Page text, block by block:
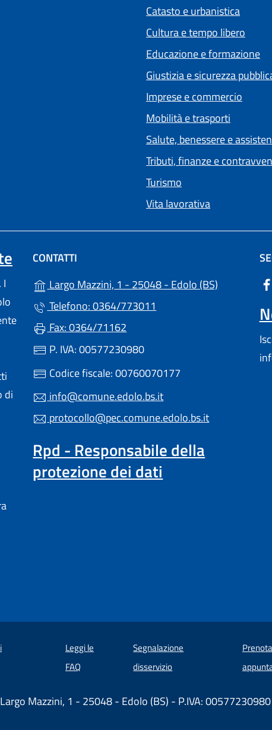
Catasto e urbanistica
Cultura e tempo libero
Educazione e formazione
Giustizia e sicurezza
Imprese e commercio
Mobilità e trasporti
Salute, benessere e
Tributi, finanze e
Turismo
Vita lavorativa
I
di
CONTATTI
Largo Mazzini, 1 - 25048 - Edolo (BS) (apre in
Telefono: 0364/773011
Fax: 0364/71162
P. IVA: 00577230980
Codice fiscale: 00760070177
info@comune.edolo.bs.it
protocollo@pec.comune.edolo.bs.it
Rpd - Responsabile della
protezione dei dati
in un'altra scheda).
Leggi le
FAQ
Segnalazione
disservizio
Mazzini, 1 - 25048 - Edolo (BS) - P.IVA: